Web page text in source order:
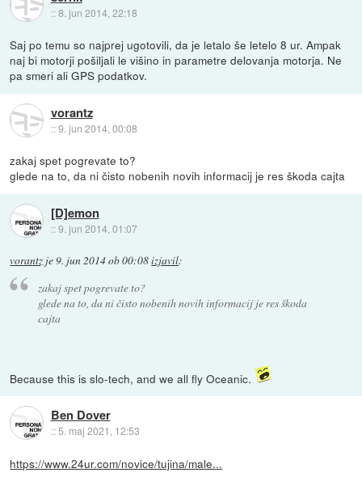
::8. jun 2014, 22:18
Saj po temu so najprej ugotovili, da je letalo še letelo 8 ur. Ampak
naj bi motorji pošiljali le višino in parametre delovanja motorja. Ne
pa smeri ali GPS podatkov.
vorantz
::9. jun 2014, 00:08
zakaj spet pogrevate to?
glede na to, da ni čisto nobenih novih informacij je res škoda cajta
[D]emon
::9. jun 2014, 01:07
vorantz je9. jun 2014 ob 00:08izjavil:
zakaj spet pogrevate to?
glede na to, da ni čisto nobenih novih informacij je res škoda
cajta
Because this is slo-tech, and we all fly Oceanic.
Ben Dover
::5. maj 2021, 12:53
https://www.24ur.com/novice/tujina/male...